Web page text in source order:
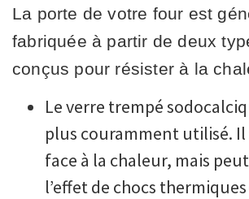
La porte de votre four est
fabriquée à partir de deux
conçus pour résister à la
Le verre trempé
plus couramment utilisé.
face à la chaleur, mais
l’effet de chocs